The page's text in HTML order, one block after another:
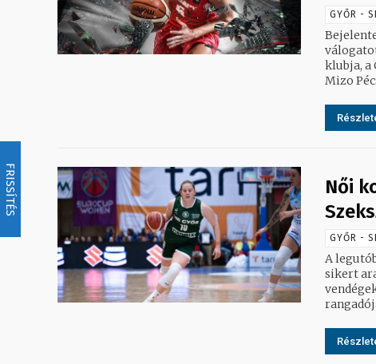
FRISSÍTÉS
GYŐR -
válogatott
klubja, a
Mizo
Női
GYŐR -
A
sikert